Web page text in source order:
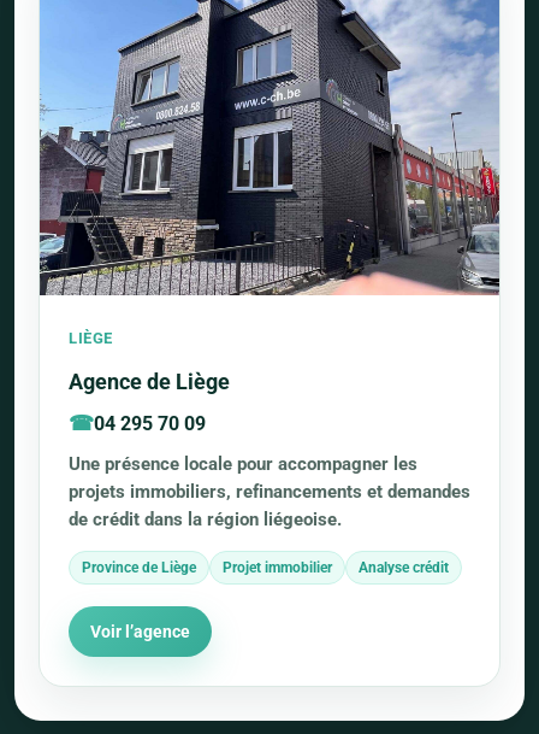
LIÈGE
Agence de Liège
04 295 70 09
Une présence locale pour accompagner les
projets immobiliers, refinancements et demandes
de crédit dans la région liégeoise.
Province de Liège Projet immobilier Analyse crédit
Voir l’agence